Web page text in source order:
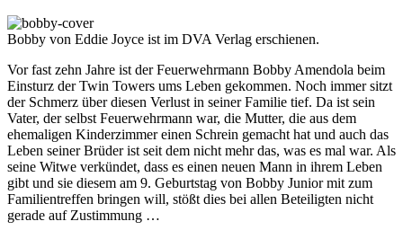
Bobby von Eddie Joyce ist im DVA Verlag erschienen.
Vor fast zehn Jahre ist der Feuerwehrmann Bobby Amendola beim
Einsturz der Twin Towers ums Leben gekommen. Noch immer sitzt
der Schmerz über diesen Verlust in seiner Familie tief. Da ist sein
Vater, der selbst Feuerwehrmann war, die Mutter, die aus dem
ehemaligen Kinderzimmer einen Schrein gemacht hat und auch das
Leben seiner Brüder ist seit dem nicht mehr das, was es mal war. Als
seine Witwe verkündet, dass es einen neuen Mann in ihrem Leben
gibt und sie diesem am 9. Geburtstag von Bobby Junior mit zum
Familientreffen bringen will, stößt dies bei allen Beteiligten nicht
gerade auf Zustimmung …